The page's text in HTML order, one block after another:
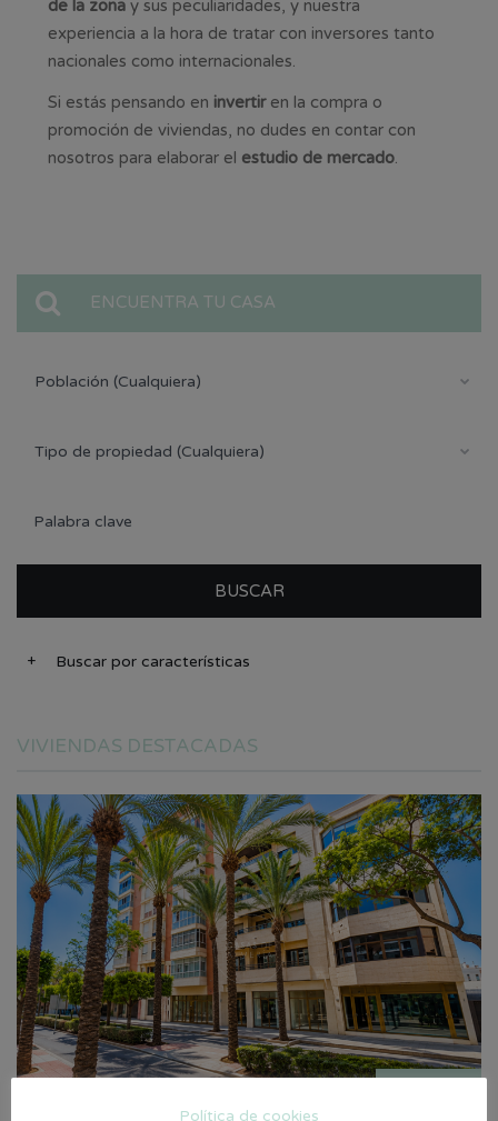
de la zona y sus peculiaridades, y nuestra
experiencia a la hora de tratar con inversores tanto
nacionales como internacionales.
Si estás pensando en invertiren la compra o
promoción de viviendas, no dudes en contar con
nosotros para elaborar el estudio de mercado.
ENCUENTRA TU CASA
Población (Cualquiera)
Tipo de propiedad (Cualquiera)
Buscar por características
VIVIENDAS DESTACADAS
Política de cookies